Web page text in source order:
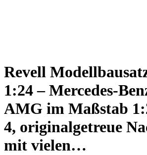
Revell
1:24 – Mercedes-
AMG im Maßstab
4, originalgetreue
mit vielen…